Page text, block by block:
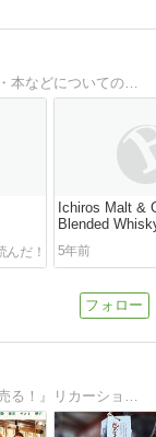
不良オヤジの回想＆備忘録サケ・トリ・映画・本などについての雑記帳
Ichiros Malt &
Blended
5年前
茨城県水戸市の酒屋『度胸で仕入れ、情熱で売る！』リカーショップキナセの店主が楽しいお酒との付き合い方をご紹介しています！お酒の学校も随時開講中です！